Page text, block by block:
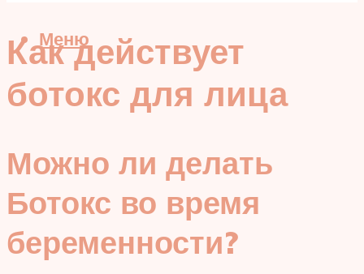
Меню
Как действует
ботокс для лица
Можно ли делать
Ботокс во время
беременности?